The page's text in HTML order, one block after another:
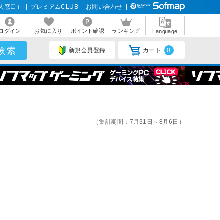
窓口） プレミアムCLUB お問い合わせ
グイン お気に入り ポイント確認 ランキング Language
新規会員登録 カート 0
（集計期間：7月31日～8月6日）